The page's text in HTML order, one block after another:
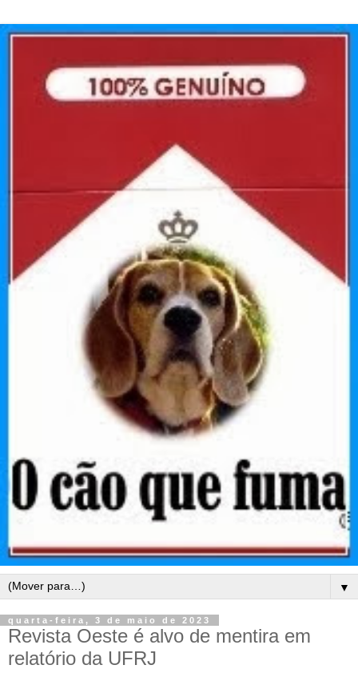
▼
quarta-feira, 3 de maio de 2023
Revista Oeste é alvo de mentira em
relatório da UFRJ